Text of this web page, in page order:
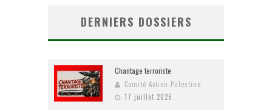
DERNIERS DOSSIERS
Chantage terroriste
Comité Action Palestine
17 juillet 2026